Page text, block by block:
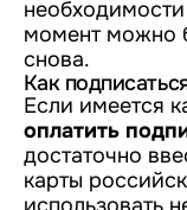
момент можно
снова.
Как
Если имеется
оплатить
достаточно
карты